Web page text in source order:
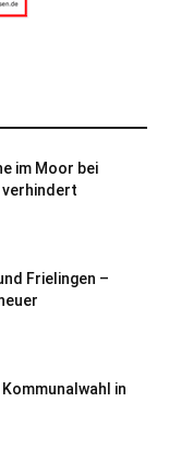
im Moor bei
verhindert
Frielingen –
in